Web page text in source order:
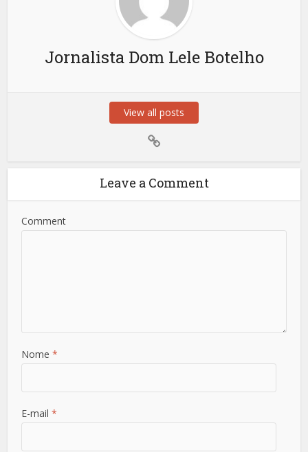
Jornalista Dom Lele Botelho
View all posts
Leave a Comment
Comment
Nome*
E-mail*